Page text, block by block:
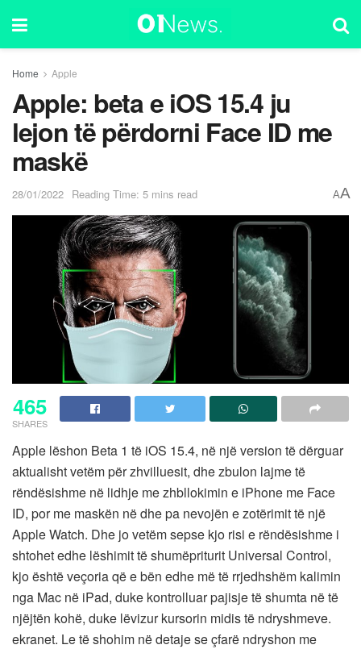
Home Apple
Apple: beta e iOS 15.4 ju
lejon të përdorni Face ID me
maskë
28/01/2022 Reading Time: 5 mins read AA
465
SHARES
Apple lëshon Beta 1 të iOS 15.4, në një version të dërguar
aktualisht vetëm për zhvilluesit, dhe zbulon lajme të
rëndësishme në lidhje me zhbllokimin e iPhone me Face
ID, por me maskën në dhe pa nevojën e zotërimit të një
Apple Watch. Dhe jo vetëm sepse kjo risi e rëndësishme i
shtohet edhe lëshimit të shumëpriturit Universal Control,
kjo është veçoria që e bën edhe më të rrjedhshëm kalimin
nga Mac në iPad, duke kontrolluar pajisje të shumta në të
njëjtën kohë, duke lëvizur kursorin midis të ndryshmeve.
ekranet. Le të shohim në detaje se çfarë ndryshon me